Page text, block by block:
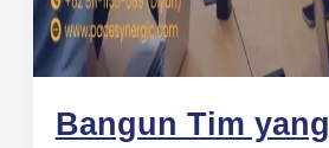
Bangun Tim